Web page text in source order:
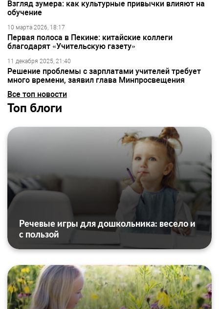
Взгляд зумера: как культурные привычки влияют на
обучение
10 марта 2026, 18:17
Первая полоса в Пекине: китайские коллеги
благодарят «Учительскую газету»
11 декабря 2025, 21:40
Решение проблемы с зарплатами учителей требует
много времени, заявил глава Минпросвещения
Все топ новости
Топ блоги
Речевые игры для дошкольника: весело и
с пользой